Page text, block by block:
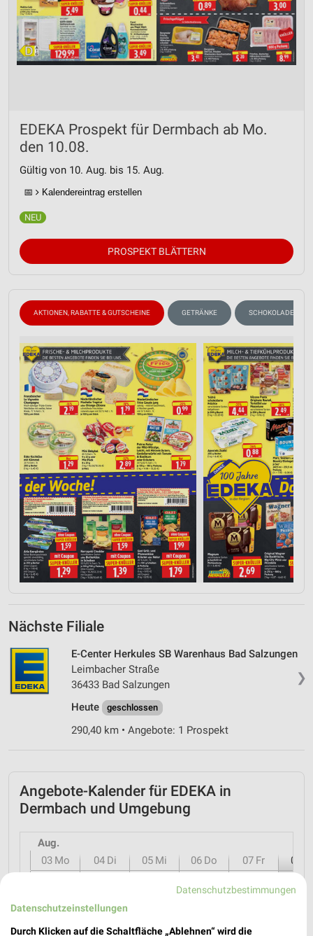
EDEKA Prospekt für Dermbach ab Mo.
den 10.08.
Gültig von 10. Aug. bis 15. Aug.
📅 Kalendereintrag erstellen
PROSPEKT BLÄTTERN
AKTIONEN, RABATTE & GUTSCHEINE GETRÄNKE SCHOKOLADE &
Nächste Filiale
❯
E-Center Herkules SB Warenhaus Bad Salzungen
Leimbacher Straße
36433 Bad Salzungen
Heute
geschlossen
290,40 km • Angebote: 1 Prospekt
Angebote-Kalender für EDEKA in
Dermbach und Umgebung
Aug.
03 Mo 04 Di 05 Mi 06 Do 07 Fr 08
Datenschutzbestimmungen
Datenschutzeinstellungen
Durch Klicken auf die Schaltfläche „Ablehnen“ wird die